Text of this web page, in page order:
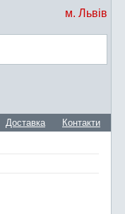
м. Львів
Доставка Контакти